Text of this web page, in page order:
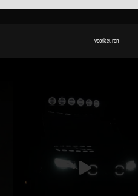
Good Taste.
11
Aug 28
voorkeuren